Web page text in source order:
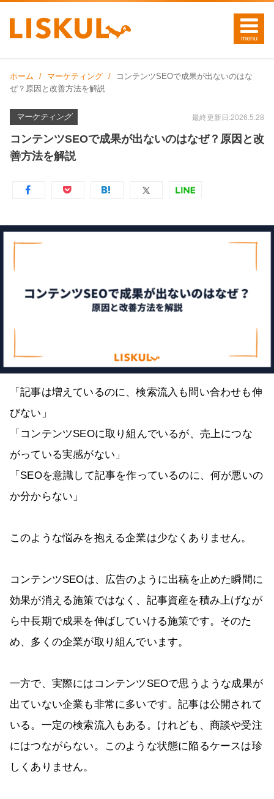
ホーム マーケティング
コンテンツSEOで成果が出ないのはな
ぜ？原因と改善方法を解説
マーケティング 最終更新日:2026.5.28
コンテンツSEOで成果が出ないのはなぜ？原因と改
善方法を解説
「記事は増えているのに、検索流入も問い合わせも伸
びない」
「コンテンツSEOに取り組んでいるが、売上につな
がっている実感がない」
「SEOを意識して記事を作っているのに、何が悪いの
か分からない」
このような悩みを抱える企業は少なくありません。
コンテンツSEOは、広告のように出稿を止めた瞬間に
効果が消える施策ではなく、記事資産を積み上げなが
ら中長期で成果を伸ばしていける施策です。そのた
め、多くの企業が取り組んでいます。
一方で、実際にはコンテンツSEOで思うような成果が
出ていない企業も非常に多いです。記事は公開されて
いる。一定の検索流入もある。けれども、商談や受注
にはつながらない。このような状態に陥るケースは珍
しくありません。